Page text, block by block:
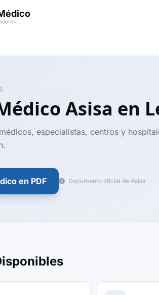
Asisa en
especialistas, centros y
en PDF Documento oficial de Asisa